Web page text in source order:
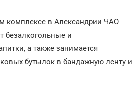
комплексе в Александрии ЧАО
безалкогольные и
а также занимается
бутылок в бандажную ленту и